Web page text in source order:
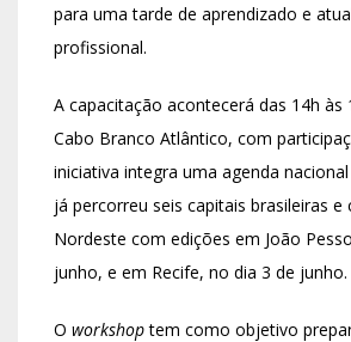
para uma tarde de aprendizado e
profissional.
A capacitação acontecerá das 14h às
Cabo Branco Atlântico, com
iniciativa integra uma agenda
já percorreu seis capitais brasileiras e
Nordeste com edições em João
junho, e em Recife, no dia 3 de junho.
O workshoptem como objetivo